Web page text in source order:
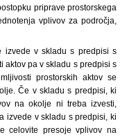
priprave prostorskega
vplivov za področja,
izvede v skladu s predpisi s
aktov pa v skladu s predpisi s
prostorskih aktov se
Če v skladu s predpisi, ki
na okolje ni treba izvesti,
izvede v skladu s predpisi, ki
celovite presoje vplivov na